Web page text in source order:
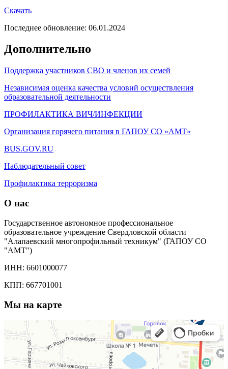
Скачать
Последнее обновление: 06.01.2024
Дополнительно
Поддержка участников СВО и членов их семей
Независимая оценка качества условий осуществления
образовательной деятельности
ПРОФИЛАКТИКА ВИЧ/ИНФЕКЦИИ
Организация горячего питания в ГАПОУ СО «АМТ»
BUS.GOV.RU
Наблюдательный совет
Профилактика терроризма
О нас
Государственное автономное профессиональное
образовательное учреждение Свердловской области
"Алапаевский многопрофильный техникум" (ГАПОУ СО
"АМТ")
ИНН: 6601000077
КПП: 667701001
Мы на карте